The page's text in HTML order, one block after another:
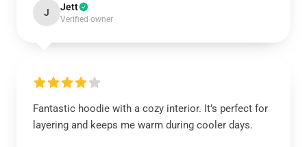
J Jett
Verified owner
Fantastic hoodie with a cozy interior. It’s perfect for
layering and keeps me warm during cooler days.